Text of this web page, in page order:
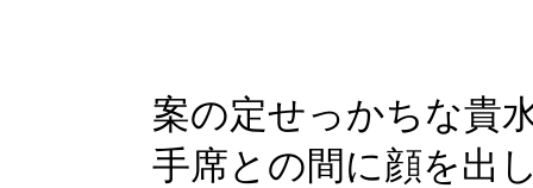
案の定せっかちな貴
手席との間に顔を出